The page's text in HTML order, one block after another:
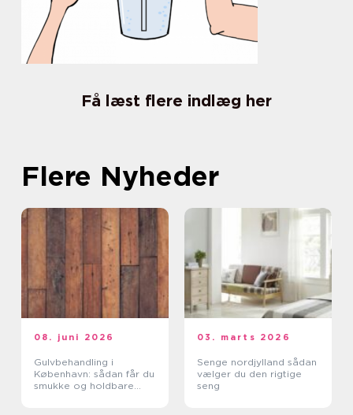
Få læst flere indlæg her
Flere Nyheder
08. juni 2026
Gulvbehandling i
København: sådan får du
smukke og holdbare
03. marts 2026
Senge nordjylland sådan
vælger du den rigtige
seng